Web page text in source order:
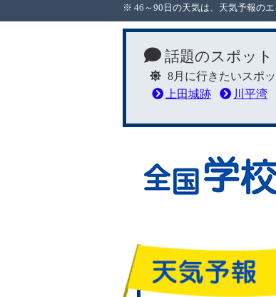
※ 46～90日の天気は、天気予報の
話題のスポット
8月に行きたいスポッ
上田城跡
川平湾
頑張れ！学校のお天気